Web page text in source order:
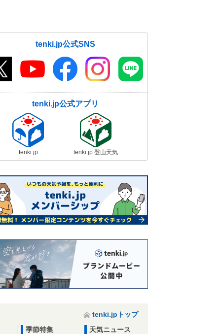
tenki.jp公式SNS
tenki.jp公式アプリ
tenki.jp tenki.jp 登山天気
tenki.jpトップ
季節特集
天気ニュース